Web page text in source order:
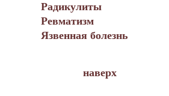
Радикулиты
Ревматизм
Язвенная болезнь
наверх